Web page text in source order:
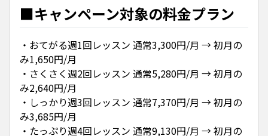
■キャンペーン対象の料金プラン
・おてがる週1回レッスン 通常3,300円/月 → 初月の
み1,650円/月
・さくさく週2回レッスン 通常5,280円/月 → 初月の
み2,640円/月
・しっかり週3回レッスン 通常7,370円/月 → 初月の
み3,685円/月
・たっぷり週4回レッスン 通常9,130円/月 → 初月の